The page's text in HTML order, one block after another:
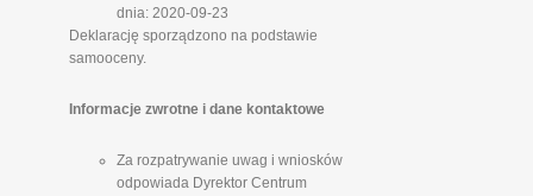
dnia: 2020-09-23
Deklarację sporządzono na podstawie
samooceny.
Informacje zwrotne i dane kontaktowe
Za rozpatrywanie uwag i wniosków
odpowiada Dyrektor Centrum